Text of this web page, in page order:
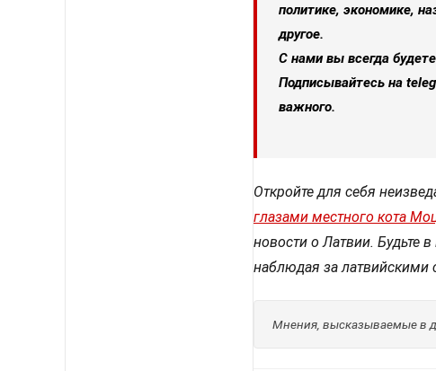
политике, экономике,
другое.
С нами вы всегда
Подписывайтесь на
важного.
Откройте для себя
глазами местного кота
новости о Латвии. Будьте
наблюдая за латвийскими
Мнения, высказываемые в